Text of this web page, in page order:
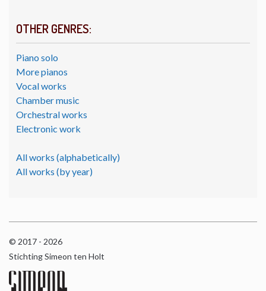
OTHER GENRES:
Piano solo
More pianos
Vocal works
Chamber music
Orchestral works
Electronic work
All works (alphabetically)
All works (by year)
© 2017 - 2026
Stichting Simeon ten Holt